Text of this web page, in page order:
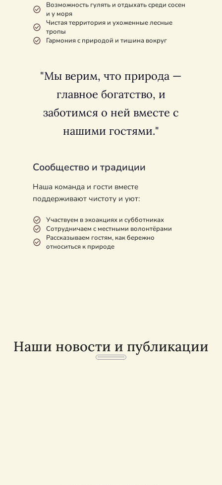
Возможность гулять и отдыхать среди сосен
и у моря
Чистая территория и ухоженные лесные
тропы
Гармония с природой и тишина вокруг
"Мы верим, что природа —
главное богатство, и
заботимся о ней вместе с
нашими гостями."
Сообщество и традиции
Наша команда и гости вместе
поддерживают чистоту и уют:
Участвуем в экоакциях и субботниках
Сотрудничаем с местными волонтёрами
Рассказываем гостям, как бережно
относиться к природе
Наши новости и публикации